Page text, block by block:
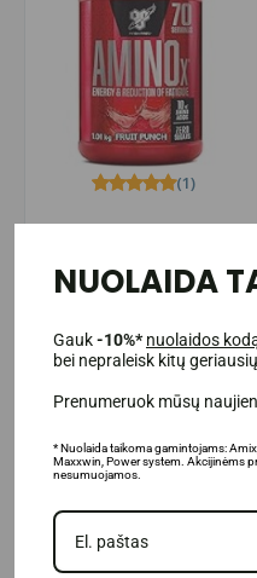
(1)
49.95€ 40.99€
Товар в наличии
В КОРЗИНУ
NUOLAIDA
Gauk-10%* nuolaidos
bei nepraleisk kitų
Prenumeruok mūsų
* Nuolaida taikoma gamintojams:
Maxxwin, Power system. Akcijinėms
nesumuojamos.